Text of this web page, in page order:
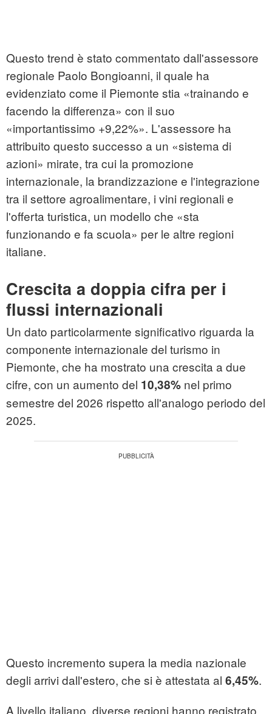
Questo trend è stato commentato dall'assessore
regionale Paolo Bongioanni, il quale ha
evidenziato come il Piemonte stia «trainando e
facendo la differenza» con il suo
«importantissimo +9,22%». L'assessore ha
attribuito questo successo a un «sistema di
azioni» mirate, tra cui la promozione
internazionale, la brandizzazione e l'integrazione
tra il settore agroalimentare, i vini regionali e
l'offerta turistica, un modello che «sta
funzionando e fa scuola» per le altre regioni
italiane.
Crescita a doppia cifra per i
flussi internazionali
Un dato particolarmente significativo riguarda la
componente internazionale del turismo in
Piemonte, che ha mostrato una crescita a due
cifre, con un aumento del 10,38% nel primo
semestre del 2026 rispetto all'analogo periodo del
2025.
Questo incremento supera la media nazionale
degli arrivi dall'estero, che si è attestata al 6,45%.
A livello italiano, diverse regioni hanno registrato